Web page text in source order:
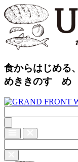
食からはじめる、
めききのすゝめ